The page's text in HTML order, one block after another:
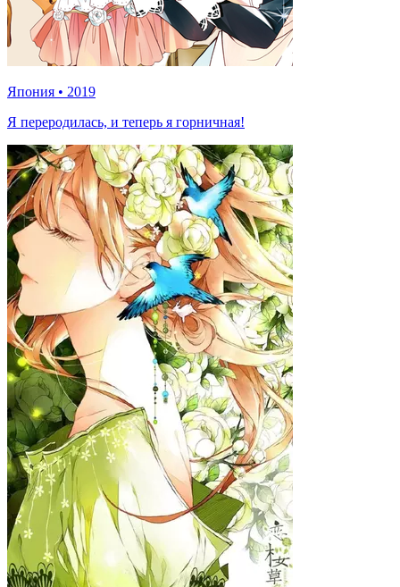
Япония • 2019
Я переродилась, и теперь я горничная!